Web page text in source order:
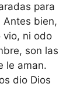
para
Antes bien,
vio, ni odo
son las
le aman.
dio Dios